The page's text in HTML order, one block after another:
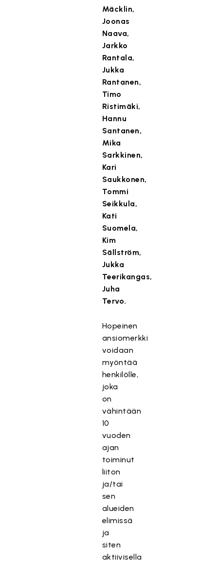
Mäcklin,
Joonas
Naava,
Jarkko
Rantala,
Jukka
Rantanen,
Timo
Ristimäki,
Hannu
Santanen,
Mika
Sarkkinen,
Kari
Saukkonen,
Tommi
Seikkula,
Kati
Suomela,
Kim
Sällström,
Jukka
Teerikangas,
Juha
Tervo.
Hopeinen
ansiomerkki
voidaan
myöntää
henkilölle,
joka
on
vähintään
10
vuoden
ajan
toiminut
liiton
ja/tai
sen
alueiden
elimissä
ja
siten
aktiivisella